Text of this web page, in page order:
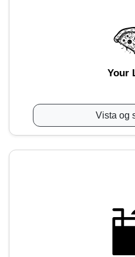
Your
Vista og